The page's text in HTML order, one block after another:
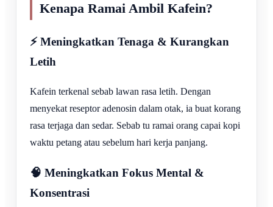
Kenapa Ramai Ambil Kafein?
⚡ Meningkatkan Tenaga & Kurangkan
Letih
Kafein terkenal sebab lawan rasa letih. Dengan
menyekat reseptor adenosin dalam otak, ia buat korang
rasa terjaga dan sedar. Sebab tu ramai orang capai kopi
waktu petang atau sebelum hari kerja panjang.
🧠 Meningkatkan Fokus Mental &
Konsentrasi